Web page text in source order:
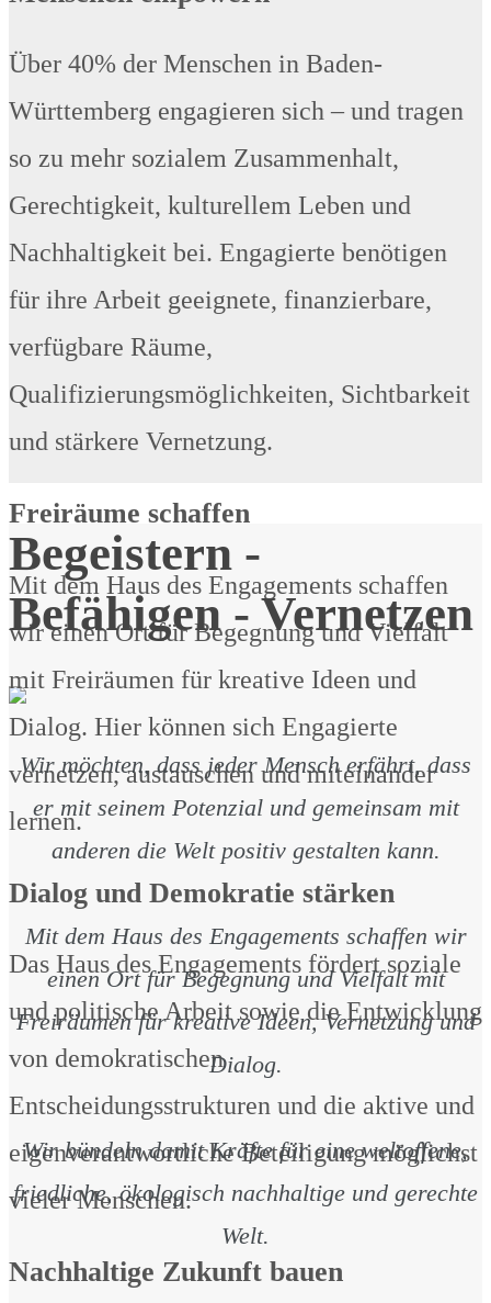
Über 40% der Menschen in Baden-
Württemberg engagieren sich – und tragen
so zu mehr sozialem Zusammenhalt,
Gerechtigkeit, kulturellem Leben und
Nachhaltigkeit bei. Engagierte benötigen
für ihre Arbeit geeignete, finanzierbare,
verfügbare Räume,
Qualifizierungsmöglichkeiten, Sichtbarkeit
und stärkere Vernetzung.
Freiräume schaffen
Mit dem Haus des Engagements schaffen
wir einen Ort für Begegnung und Vielfalt
mit Freiräumen für kreative Ideen und
Dialog. Hier können sich Engagierte
vernetzen, austauschen und miteinander
lernen.
Dialog und Demokratie stärken
Das Haus des Engagements fördert soziale
und politische Arbeit sowie die Entwicklung
von demokratischen
Entscheidungsstrukturen und die aktive und
eigenverantwortliche Beteiligung möglichst
vieler Menschen.
Nachhaltige Zukunft bauen
Begeistern -
Befähigen - Vernetzen
Wir möchten, dass jeder Mensch erfährt, dass
er mit seinem Potenzial und gemeinsam mit
anderen die Welt positiv gestalten kann.
Mit dem Haus des Engagements schaffen wir
einen Ort für Begegnung und Vielfalt mit
Freiräumen für kreative Ideen, Vernetzung und
Dialog.
Wir bündeln damit Kräfte für eine weltoffene,
friedliche, ökologisch nachhaltige und gerechte
Welt.